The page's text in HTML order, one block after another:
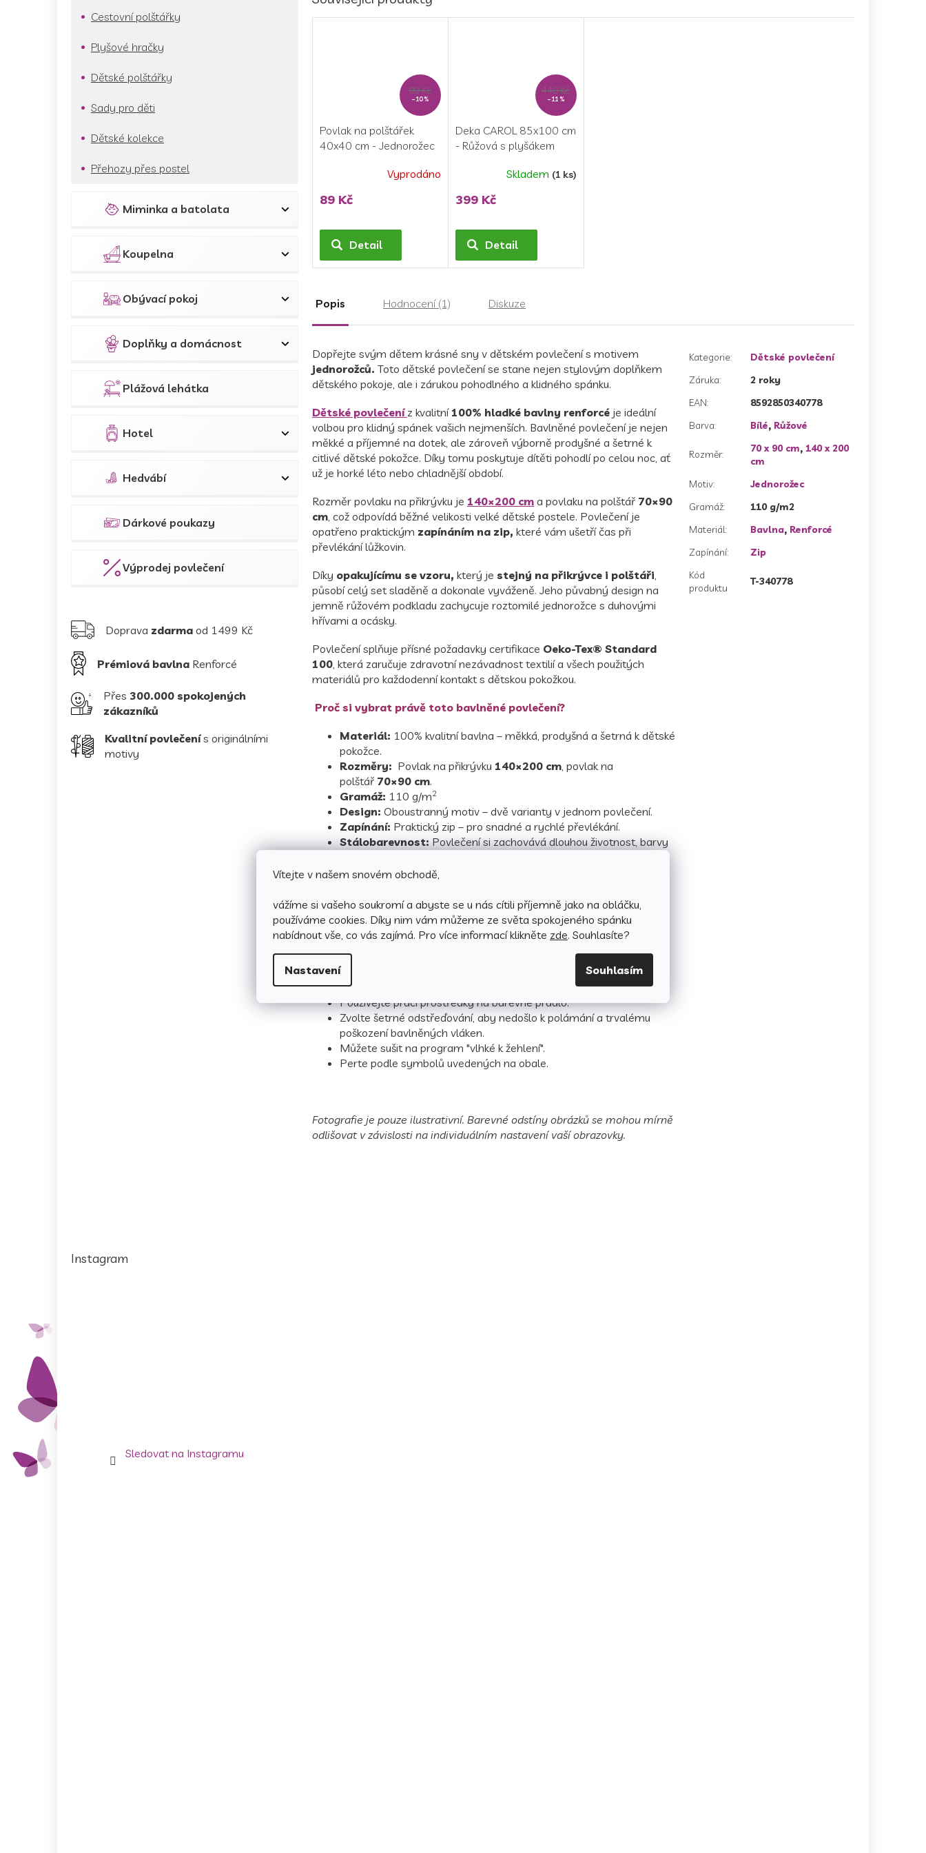
Vítejte v našem snovém obchodě,
vážíme si vašeho soukromí a abyste se u nás cítili příjemně jako na obláčku,
používáme cookies. Díky nim vám můžeme ze světa spokojeného spánku
nabídnout vše, co vás zajímá. Pro více informací klikněte zde. Souhlasíte?
Nastavení Souhlasím
Cestovní polštářky
Plyšové hračky
Dětské polštářky
Sady pro děti
Dětské kolekce
Přehozy přes postel
Miminka a batolata
Koupelna
Obývací pokoj
Doplňky a domácnost
Plážová lehátka
Hotel
Hedvábí
Dárkové poukazy
Výprodej povlečení
Doprava zdarma od 1499 Kč
Prémiová bavlna Renforcé
Přes 300.000 spokojených
zákazníků
Kvalitní povlečenís originálními
motivy
Instagram
Sledovat na Instagramu
99 Kč
–10 %
Povlak na polštářek
40x40 cm - Jednorožec
Vyprodáno
89 Kč
Detail
449 Kč
–11 %
Deka CAROL 85x100 cm
- Růžová s plyšákem
Skladem (1 ks)
399 Kč
Detail
Popis Hodnocení (1) Diskuze
Dopřejte svým dětem krásné sny v dětském povlečení s motivem
jednorožců. Toto dětské povlečení se stane nejen stylovým doplňkem
dětského pokoje, ale i zárukou pohodlného a klidného spánku.
Dětské povlečení z kvalitní100% hladké bavlny renforcé je ideální
volbou pro klidný spánek vašich nejmenších. Bavlněné povlečení je nejen
měkké a příjemné na dotek, ale zároveň výborně prodyšné a šetrné k
citlivé dětské pokožce. Díky tomu poskytuje dítěti pohodlí po celou noc, ať
už je horké léto nebo chladnější období.
Rozměr povlaku na přikrývku je 140×200 cm a povlaku na polštář 70×90
cm, což odpovídá běžné velikosti velké dětské postele. Povlečení je
opatřeno praktickým zapínáním na zip, které vám ušetří čas při
převlékání lůžkovin.
Díky opakujícímu se vzoru, který je stejný na přikrývce i polštáři,
působí celý set sladěně a dokonale vyváženě. Jeho půvabný design na
jemně růžovém podkladu zachycuje roztomilé jednorožce s duhovými
hřívami a ocásky.
Povlečení splňuje přísné požadavky certifikace Oeko-Tex® Standard
100, která zaručuje zdravotní nezávadnost textilií a všech použitých
materiálů pro každodenní kontakt s dětskou pokožkou.
Proč si vybrat právě toto bavlněné povlečení?
Materiál: 100% kvalitní bavlna – měkká, prodyšná a šetrná k dětské
pokožce.
Rozměry: Povlak na přikrývku 140×200 cm, povlak na
polštář 70×90 cm.
Gramáž: 110 g/m2
Design: Oboustranný motiv – dvě varianty v jednom povlečení.
Zapínání: Praktický zip – pro snadné a rychlé převlékání.
Stálobarevnost:Povlečení si zachovává dlouhou životnost, barvy
Certifikát: Oeko-Tex® Standard 100
Jak pečovat o povlečení, aby si dlouho zachovalo svou kvalitu a
vzhled?
Perte naruby se zapnutým zipem.
Před prvním použitím vyperte samostatně na 40 °C.
Používejte prací prostředky na barevné prádlo.
Zvolte šetrné odstřeďování, aby nedošlo k polámání a trvalému
poškození bavlněných vláken.
Můžete sušit na program "vlhké k žehlení".
Perte podle symbolů uvedených na obale.
Fotografie je pouze ilustrativní. Barevné odstíny obrázků se mohou mírně
odlišovat v závislosti na individuálním nastavení vaší obrazovky.
Kategorie:
Dětské povlečení
Záruka:
2 roky
EAN:
8592850340778
Barva: Bílé, Růžové
Rozměr: 70 x 90 cm,140 x 200
cm
Motiv:
Jednorožec
Gramáž:
110 g/m2
Materiál: Bavlna, Renforcé
Zapínání:
Zip
Kód
produktu
T-340778